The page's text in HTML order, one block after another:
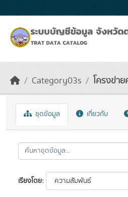
Category03s โครงข่า
ชุดข้อมูล เกี่ยวกับ
เรียงโดย